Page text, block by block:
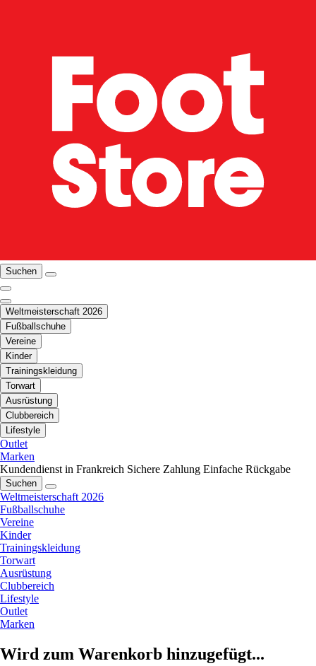
Suchen
Weltmeisterschaft 2026
Fußballschuhe
Vereine
Kinder
Trainingskleidung
Torwart
Ausrüstung
Clubbereich
Lifestyle
Outlet
Marken
Kundendienst in Frankreich Sichere Zahlung Einfache Rückgabe
Suchen
Weltmeisterschaft 2026
Fußballschuhe
Vereine
Kinder
Trainingskleidung
Torwart
Ausrüstung
Clubbereich
Lifestyle
Outlet
Marken
Wird zum Warenkorb hinzugefügt...